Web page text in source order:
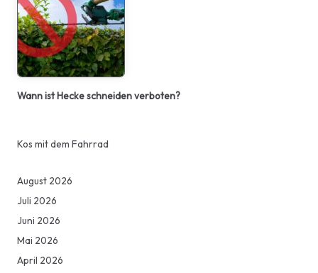
Wann ist Hecke schneiden verboten?
Kos mit dem Fahrrad
August 2026
Juli 2026
Juni 2026
Mai 2026
April 2026